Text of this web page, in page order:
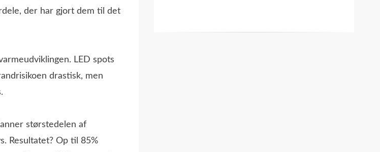
der har gjort dem til det
LED spots
drastisk, men
størstedelen af
Resultatet? Op til 85%